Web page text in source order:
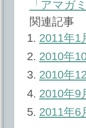
「アマガ
関連記事
2011年1
2010年
2010年
2010年9
2011年6